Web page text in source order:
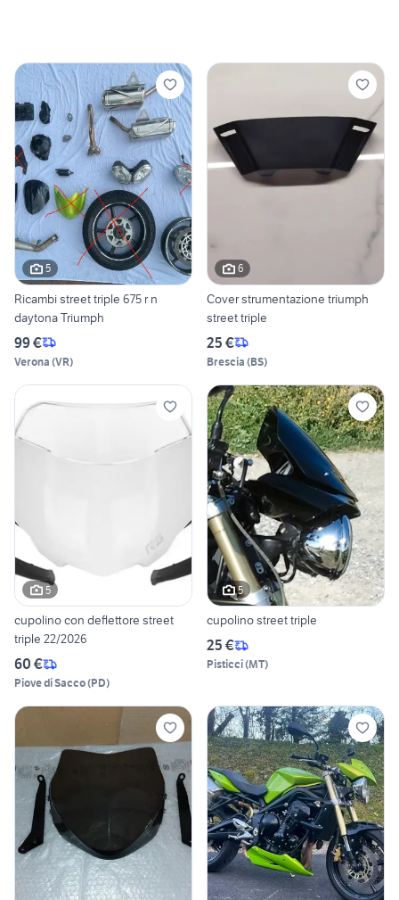
5
Ricambi street triple 675 r n
daytona Triumph
99 €
Verona (VR)
6
Cover strumentazione triumph
street triple
25 €
Brescia (BS)
5
cupolino con deflettore street
triple 22/2026
60 €
Piove di Sacco(PD)
5
cupolino street triple
25 €
Pisticci(MT)